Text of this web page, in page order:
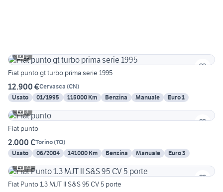
6
Fiat punto gt turbo prima serie 1995
12.900 €Cervasca (CN)
Usato
01/1995 115000 Km Benzina Manuale
Euro 1
3
Fiat punto
2.000 €Torino(TO)
Usato
06/2004 141000 Km Benzina Manuale
Euro 3
23
Fiat Punto 1.3 MJT II S&S 95 CV 5 porte